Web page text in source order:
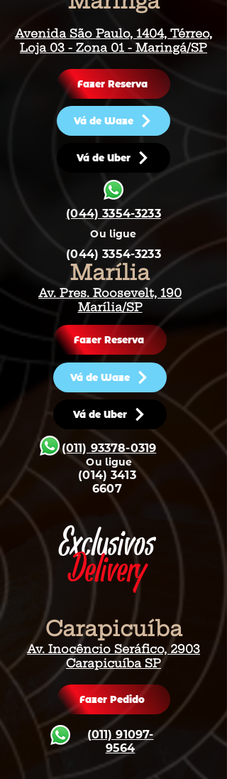
Avenida São Paulo, 1404, Térreo,
Loja 03 - Zona 01 - Maringá/SP
Fazer Reserva
Vá de Waze
Vá de Uber
(044) 3354-3233
Ou ligue
(044) 3354-3233
Marília
Av. Pres. Roosevelt, 190
Marília/SP
Fazer Reserva
Vá de Waze
Vá de Uber
(011) 93378-0319
Ou ligue
(014) 3413
6607
Exclusivos
Delivery
Carapicuíba
Av. Inocêncio Seráfico, 2903
Carapicuíba SP
Fazer Pedido
(011) 91097-
9564